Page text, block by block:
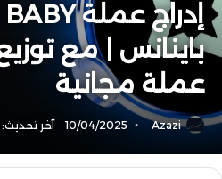
عملة مجانية
Azazi
10/04/2025 آخر تحديث: 10/04/2025